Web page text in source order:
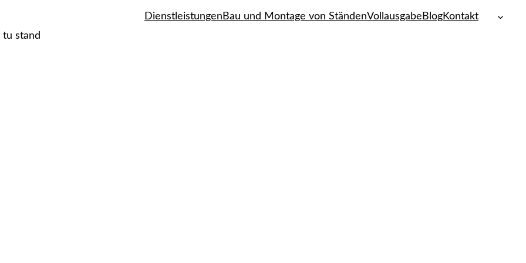
Dienstleistungen Bau und Montage von StändenVollausgabe BlogKontakt